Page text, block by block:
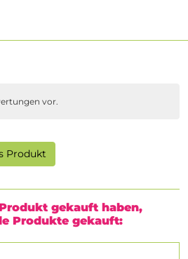
vor.
Produkt
gekauft haben,
Produkte gekauft: